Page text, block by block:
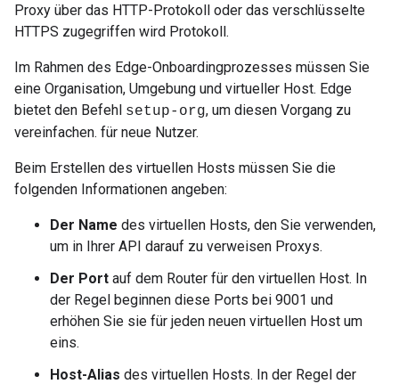
Proxy über das HTTP-Protokoll oder das verschlüsselte
HTTPS zugegriffen wird Protokoll.
Im Rahmen des Edge-Onboardingprozesses müssen Sie
eine Organisation, Umgebung und virtueller Host. Edge
bietet den Befehl setup-org, um diesen Vorgang zu
vereinfachen. für neue Nutzer.
Beim Erstellen des virtuellen Hosts müssen Sie die
folgenden Informationen angeben:
Der Name des virtuellen Hosts, den Sie verwenden,
um in Ihrer API darauf zu verweisen Proxys.
Der Port auf dem Router für den virtuellen Host. In
der Regel beginnen diese Ports bei 9001 und
erhöhen Sie sie für jeden neuen virtuellen Host um
eins.
Host-Alias des virtuellen Hosts. In der Regel der